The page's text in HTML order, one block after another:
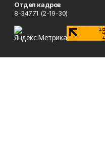
Отдел кадров
8-34771 (2-19-30)